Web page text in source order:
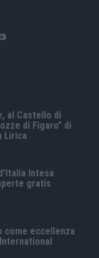
al Castello di
di Figaro” di
Lirica
Intesa
gratis
come eccellenza